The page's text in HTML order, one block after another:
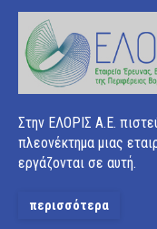
Στην ΕΛΟΡΙΣ Α.Ε.
πλεονέκτημα μιας
εργάζονται σε αυτή.
περισσότερα